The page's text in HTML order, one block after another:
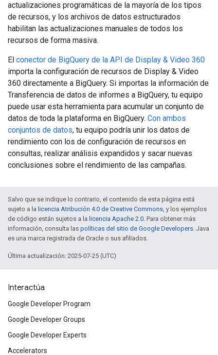
actualizaciones programáticas de la mayoría de los tipos
de recursos, y los archivos de datos estructurados
habilitan las actualizaciones manuales de todos los
recursos de forma masiva.
El conector de BigQuery de la API de Display & Video 360
importa la configuración de recursos de Display & Video
360 directamente a BigQuery. Si importas la información de
Transferencia de datos de informes a BigQuery, tu equipo
puede usar esta herramienta para acumular un conjunto de
datos de toda la plataforma en BigQuery. Con ambos
conjuntos de datos, tu equipo podría unir los datos de
rendimiento con los de configuración de recursos en
consultas, realizar análisis expandidos y sacar nuevas
conclusiones sobre el rendimiento de las campañas.
Salvo que se indique lo contrario, el contenido de esta página está
sujeto a la licencia Atribución 4.0 de Creative Commons, y los ejemplos
de código están sujetos a la licencia Apache 2.0. Para obtener más
información, consulta las políticas del sitio de Google Developers. Java
es una marca registrada de Oracle o sus afiliados.
Última actualización: 2025-07-25 (UTC)
Interactúa
Google Developer Program
Google Developer Groups
Google Developer Experts
Accelerators